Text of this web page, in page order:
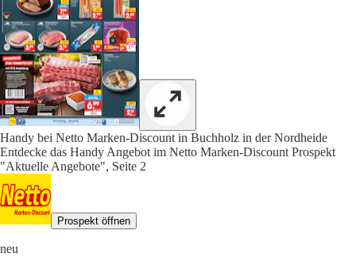
Handy bei Netto Marken-Discount in Buchholz in der Nordheide
Entdecke das Handy Angebot im Netto Marken-Discount Prospekt
"Aktuelle Angebote", Seite 2
Prospekt öffnen
neu